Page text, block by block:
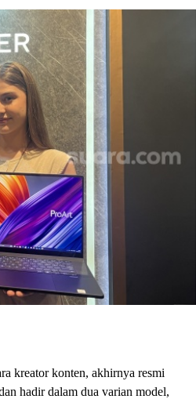
kreator konten, akhirnya resmi
hadir dalam dua varian model,